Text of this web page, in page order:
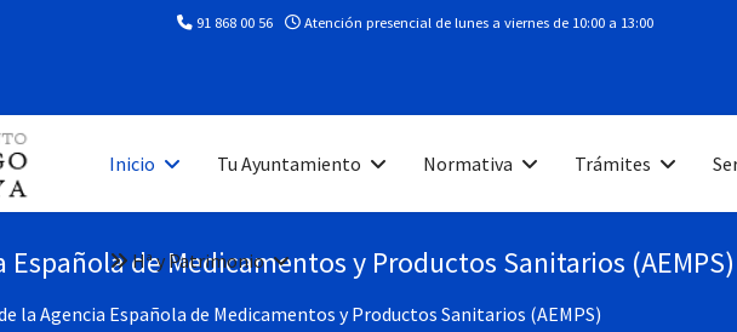
91 868 00 56 Atención presencial de lunes a viernes de 10:00 a 13:00
Inicio Tu Ayuntamiento Normativa Trámites
Hª y Patrimonio
Española de Medicamentos y Productos Sanitarios (AEMPS)
la Agencia Española de Medicamentos y Productos Sanitarios (AEMPS)